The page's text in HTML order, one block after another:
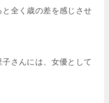
全く歳の差を感じさせ
さんには、女優として